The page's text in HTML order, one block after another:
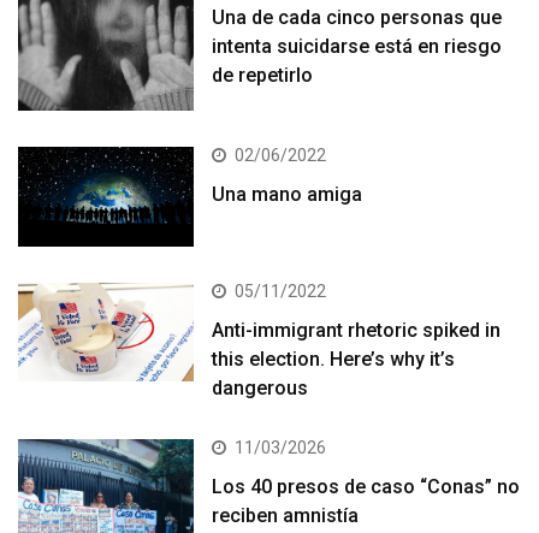
Una de cada cinco personas que
intenta suicidarse está en riesgo
de repetirlo
02/06/2022
Una mano amiga
05/11/2022
Anti-immigrant rhetoric spiked in
this election. Here’s why it’s
dangerous
11/03/2026
Los 40 presos de caso “Conas” no
reciben amnistía